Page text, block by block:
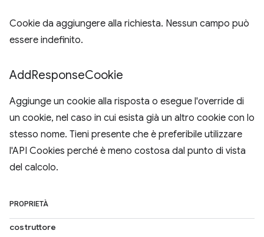
Cookie da aggiungere alla richiesta. Nessun campo può
essere indefinito.
AddResponseCookie
Aggiunge un cookie alla risposta o esegue l'override di
un cookie, nel caso in cui esista già un altro cookie con lo
stesso nome. Tieni presente che è preferibile utilizzare
l'API Cookies perché è meno costosa dal punto di vista
del calcolo.
PROPRIETÀ
costruttore